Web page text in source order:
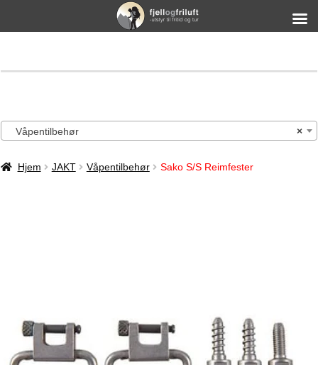
×
Våpentilbehør
Hjem JAKT Våpentilbehør Sako S/S Reimfester